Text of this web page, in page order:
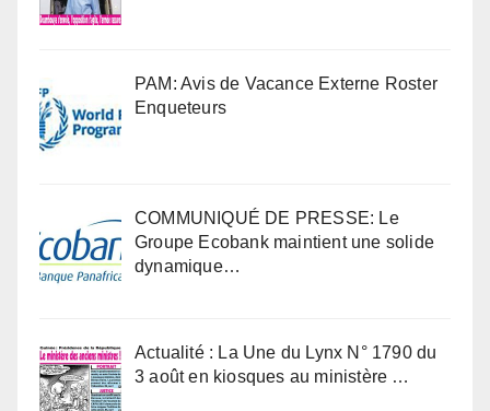
PAM: Avis de Vacance Externe Roster
Enqueteurs
COMMUNIQUÉ DE PRESSE: Le
Groupe Ecobank maintient une solide
dynamique…
Actualité : La Une du Lynx N° 1790 du
3 août en kiosques au ministère …